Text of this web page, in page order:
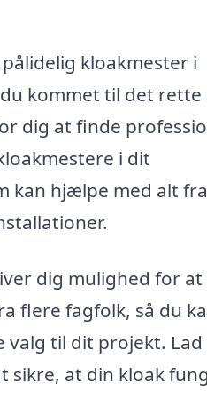
kloakmester i
kommet til det rette
dig at finde
i dit
kan hjælpe med alt fra
dig mulighed for at
flere fagfolk, så du
til dit projekt. Lad
sikre, at din kloak